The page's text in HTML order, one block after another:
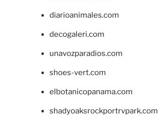
diarioanimales.com
decogaleri.com
unavozparadios.com
shoes-vert.com
elbotanicopanama.com
shadyoaksrockportrvpark.com